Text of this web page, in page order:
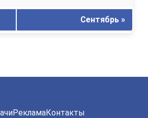
Сентябрь »
РекламаКонтакты